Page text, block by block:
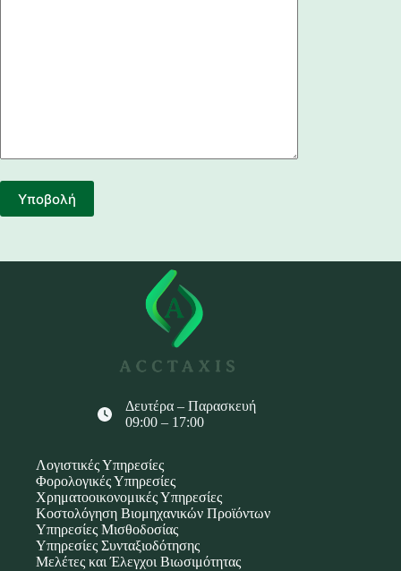
Δευτέρα – Παρασκευή
09:00 – 17:00
Λογιστικές Υπηρεσίες
Φορολογικές Υπηρεσίες
Χρηματοοικονομικές Υπηρεσίες
Κοστολόγηση Βιομηχανικών Προϊόντων
Υπηρεσίες Μισθοδοσίας
Υπηρεσίες Συνταξιοδότησης
Μελέτες και Έλεγχοι Βιωσιμότητας